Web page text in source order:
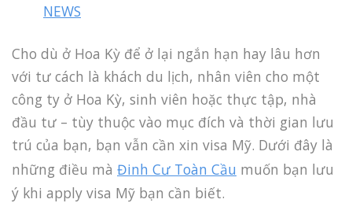
NEWS
Cho dù ở Hoa Kỳ để ở lại ngắn hạn hay lâu hơn
với tư cách là khách du lịch, nhân viên cho một
công ty ở Hoa Kỳ, sinh viên hoặc thực tập, nhà
đầu tư – tùy thuộc vào mục đích và thời gian lưu
trú của bạn, bạn vẫn cần xin visa Mỹ. Dưới đây là
những điều mà Đinh Cư Toàn Cầu muốn bạn lưu
ý khi apply visa Mỹ bạn cần biết.